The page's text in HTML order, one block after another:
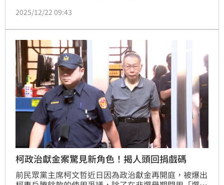
文哲現身台北地院，受到支持者熱烈歡迎，看到小草們
笑致意。
2025/12/22 09:43
柯政治獻金案驚見新角色！揭人頭回捐戲碼
前民眾黨主席柯文哲近日因為政治獻金再開庭，被爆出